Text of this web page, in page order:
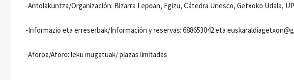
-Antolakuntza/Organización: Bizarra Lepoan, Egizu, Cátedra Unesco, Getxoko Udala,
-Informazio eta erreserbak/Información y reservas: 688653042 eta
-Aforoa/Aforo: leku mugatuak/ plazas limitadas